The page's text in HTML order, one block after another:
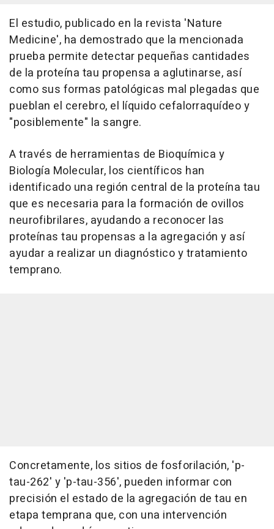
El estudio, publicado en la revista 'Nature
Medicine', ha demostrado que la mencionada
prueba permite detectar pequeñas cantidades
de la proteína tau propensa a aglutinarse, así
como sus formas patológicas mal plegadas que
pueblan el cerebro, el líquido cefalorraquídeo y
"posiblemente" la sangre.
A través de herramientas de Bioquímica y
Biología Molecular, los científicos han
identificado una región central de la proteína tau
que es necesaria para la formación de ovillos
neurofibrilares, ayudando a reconocer las
proteínas tau propensas a la agregación y así
ayudar a realizar un diagnóstico y tratamiento
temprano.
Concretamente, los sitios de fosforilación, 'p-
tau-262' y 'p-tau-356', pueden informar con
precisión el estado de la agregación de tau en
etapa temprana que, con una intervención